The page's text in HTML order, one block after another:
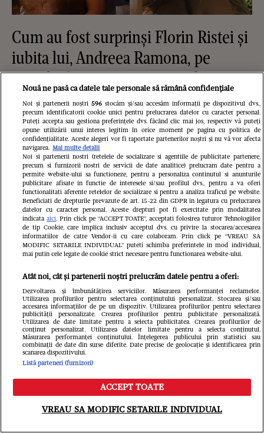
Cum au fost surprinși Florin Ristei și
iubita lui, Andreea Ramona, pe
străzile din București. Gestul
romantic făcut de artist a atras toate
privirile
Ce a postat Ilinca, soția lui George
Simion, însărcinată a doua oară.
Unde a mers alături de politician:
„Am revenit în locul în care am trăit
cele mai frumoase zile din viața
Meniu Caută
Nouă ne pasă ca datele tale personale să rămână confidențiale
Noi și partenerii noștri 596stocăm și/sau accesăm informații pe dispozitivul dvs.,
precum identificatorii cookie unici pentru prelucrarea datelor cu caracter personal.
Puteți accepta sau gestiona preferințele dvs. făcând clic mai jos, respectiv vă puteți
opune utilizării unui interes legitim în orice moment pe pagina cu politica de
confidențialitate. Aceste alegeri vor fi raportate partenerilor noștri și nu vă vor afecta
navigarea. Mai multe detalii
Noi si partenerii nostri (retelele de socializare si agentiile de publicitate partenere,
precum si furnizorii nostri de servicii de date analitice) prelucram date pentru a
permite website-ului sa functioneze, pentru a personaliza continutul si anunturile
publicitare afisate in functie de interesele si/sau profilul dvs., pentru a va oferi
functionalitati aferente retelelor de socializare si pentru a analiza traficul pe website.
Beneficiati de drepturile prevazute de art. 15-22 din GDPR in legatura cu prelucrarea
datelor cu caracter personal. Aceste drepturi pot fi exercitate prin modalitatea
indicataaici. Prin click pe “ACCEPT TOATE”, acceptati folosirea tuturor Tehnologiilor
de tip Cookie, care implica inclusiv acceptul dvs. cu privire la stocarea/accesarea
informatiilor de catre Vendor-ii cu care colaboram. Prin click pe “VREAU SA
MODIFIC SETARILE INDIVIDUAL” puteti schimba preferintele in mod individual,
mai putin cele legate de cookie strict necesare pentru functionarea website-ului.
Atât noi, cât și partenerii noștri prelucrăm datele pentru a oferi:
Dezvoltarea și îmbunătățirea serviciilor. Măsurarea performanței reclamelor.
Utilizarea profilurilor pentru selectarea conținutului personalizat. Stocarea și/sau
accesarea informațiilor de pe un dispozitiv. Utilizarea profilurilor pentru selectarea
publicității personalizate. Crearea profilurilor pentru publicitate personalizată.
Utilizarea de date limitate pentru a selecta publicitatea. Crearea profilurilor de
conținut personalizat. Utilizarea datelor limitate pentru a selecta conținutul.
Măsurarea performanței conținutului. Înțelegerea publicului prin statistici sau
combinații de date din surse diferite. Date precise de geolocație și identificarea prin
scanarea dispozitivului.
Listă parteneri (furnizori)
ACCEPT TOATE
VREAU SA MODIFIC SETARILE INDIVIDUAL